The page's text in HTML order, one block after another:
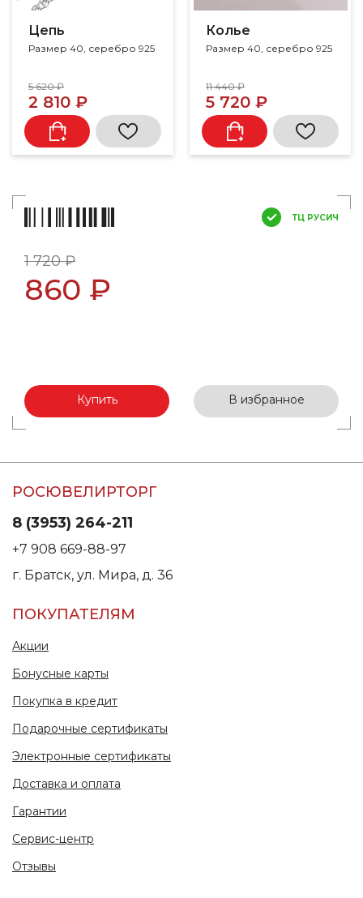
Цепь
Размер 40, серебро 925
5 620 ₽
2 810 ₽
Колье
Размер 40, серебро 925
11 440 ₽
5 720 ₽
ТЦ РУСИЧ
1 720 ₽
860 ₽
Купить В избранное
РОСЮВЕЛИРТОРГ
8 (3953) 264-211
+7 908 669-88-97
г. Братск, ул. Мира, д. 36
ПОКУПАТЕЛЯМ
Акции
Бонусные карты
Покупка в кредит
Подарочные сертификаты
Электронные сертификаты
Доставка и оплата
Гарантии
Сервис-центр
Отзывы